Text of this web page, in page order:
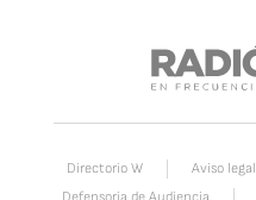
Directorio W Aviso legal